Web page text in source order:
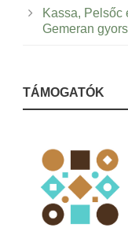
Kassa, Pelsőc
Gemeran
TÁMOGATÓK